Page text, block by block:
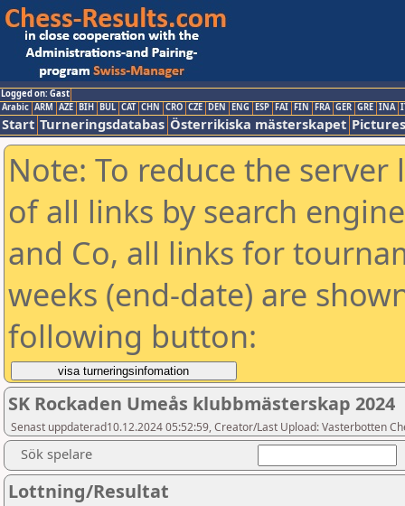
Logged on: Gast
Arabic ARM AZE BIH BUL CAT CHN CRO CZE DEN ENG ESP FAI FIN FRA GER GRE INA
Start Turneringsdatabas Österrikiska mästerskapet Pictures
Note: To reduce the
of all links by search
and Co, all links for
weeks (end-date) are
following button:
SK Rockaden Umeås klubbmästerskap 2024
Senast uppdaterad10.12.2024 05:52:59, Creator/Last Upload: Vasterbotten
Sök spelare
Lottning/Resultat